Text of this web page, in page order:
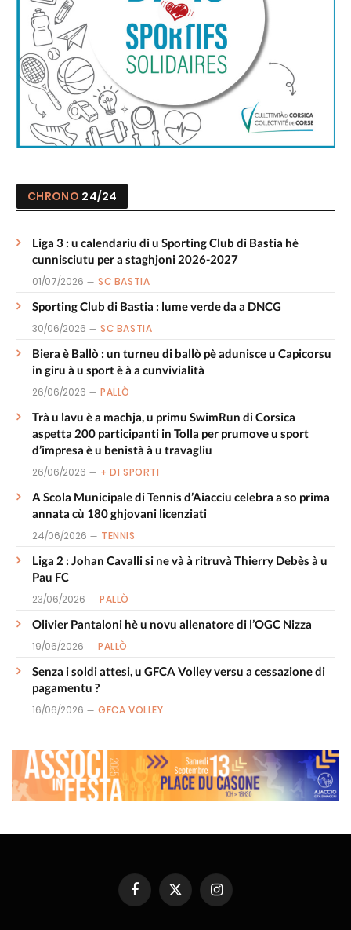
CHRONO 24/24
Liga 3 : u calendariu di u Sporting Club di Bastia hè
cunnisciutu per a staghjoni 2026-2027
01/07/2026 SC BASTIA
Sporting Club di Bastia : lume verde da a DNCG
30/06/2026 SC BASTIA
Biera è Ballò : un turneu di ballò pè adunisce u Capicorsu
in giru à u sport è à a cunvivialità
26/06/2026 PALLÒ
Trà u lavu è a machja, u primu SwimRun di Corsica
aspetta 200 participanti in Tolla per prumove u sport
d’impresa è u benistà à u travagliu
26/06/2026 + DI SPORTI
A Scola Municipale di Tennis d’Aiacciu celebra a so prima
annata cù 180 ghjovani licenziati
24/06/2026 TENNIS
Liga 2 : Johan Cavalli si ne và à ritruvà Thierry Debès à u
Pau FC
23/06/2026 PALLÒ
Olivier Pantaloni hè u novu allenatore di l’OGC Nizza
19/06/2026 PALLÒ
Senza i soldi attesi, u GFCA Volley versu a cessazione di
pagamentu ?
16/06/2026 GFCA VOLLEY
FacebookX
Instagram